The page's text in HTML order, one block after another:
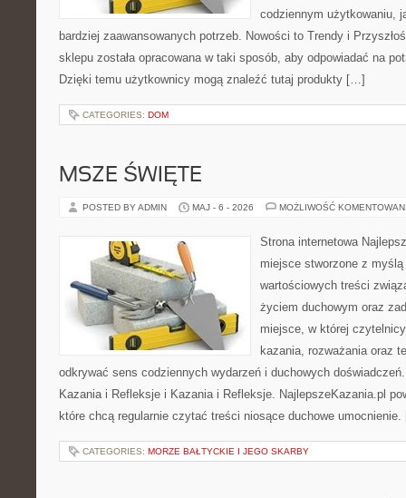
codziennym użytkowaniu,
bardziej zaawansowanych potrzeb. Nowości to Trendy i
sklepu została opracowana w taki sposób, aby odpowiadać na
Dzięki temu użytkownicy mogą znaleźć tutaj produkty […]
CATEGORIES: DOM
MSZE ŚWIĘTE
POSTED BY ADMIN MAJ - 6 - 2026 MOŻLIWOŚĆ
Strona internetowa
miejsce stworzone z
wartościowych treści
życiem duchowym oraz
miejsce, w której
kazania, rozważania oraz
odkrywać sens codziennych wydarzeń i duchowych
Kazania i Refleksje i Kazania i Refleksje. NajlepszeKazania.pl
które chcą regularnie czytać treści niosące duchowe
CATEGORIES: MORZE BAŁTYCKIE I JEGO SKARBY